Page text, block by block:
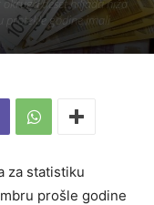
deset hiljada niža
protekle godine imali
za statistiku
prošle godine